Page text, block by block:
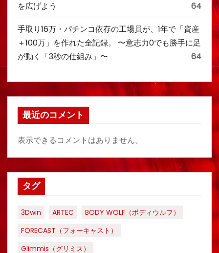
を広げよう
64
手取り16万・パチンコ依存の工場員が、1年で「資産
＋100万」を作れた全記録。 〜意志力0でも勝手に足
が動く「3秒の仕組み」〜
64
最近のコメント
表示できるコメントはありません。
タグ
3Dwin ARTEC
BODY WOLF（ボディウルフ）
FORECAST（フォーキャスト）
Glimmis（グリミス）